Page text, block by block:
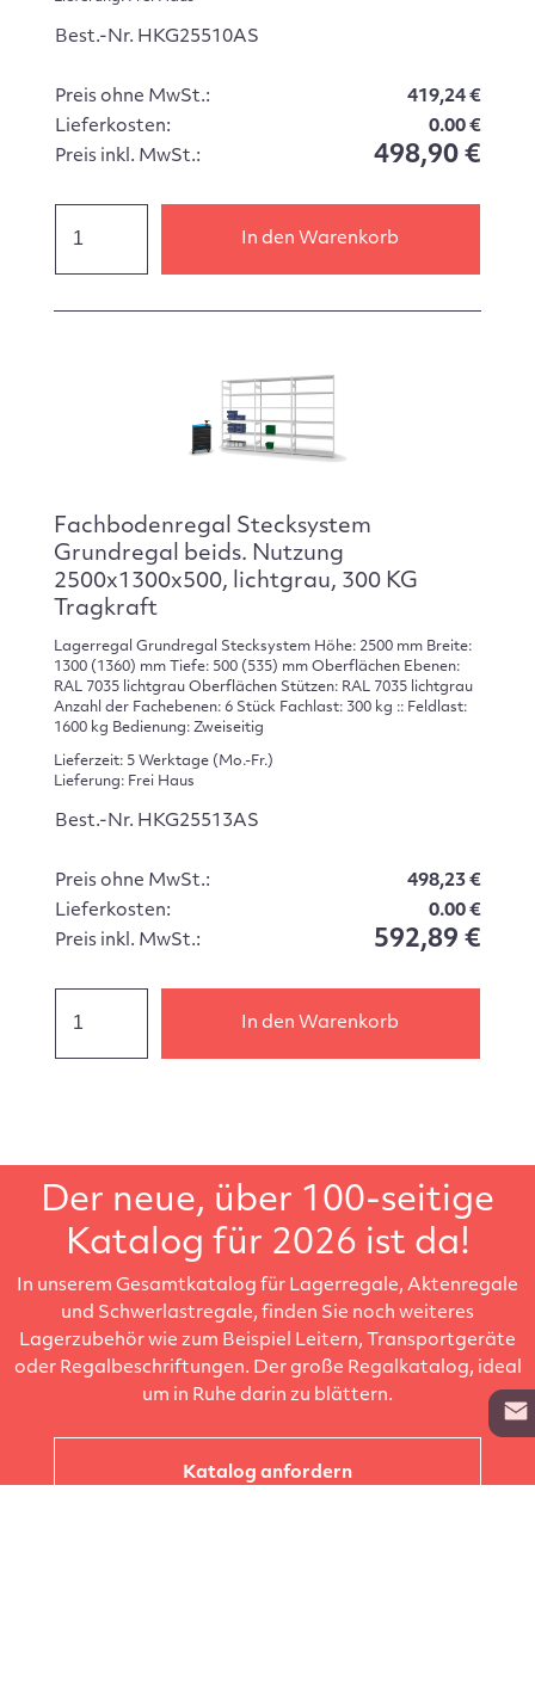
Best.-Nr. HKG25510AS
Preis ohne MwSt.:
419,24 €
Lieferkosten:
0.00 €
Preis inkl. MwSt.:
498,90 €
In den Warenkorb
Fachbodenregal Stecksystem
Grundregal beids. Nutzung
2500x1300x500, lichtgrau, 300 KG
Tragkraft
Lagerregal Grundregal Stecksystem Höhe: 2500 mm Breite:
1300 (1360) mm Tiefe: 500 (535) mm Oberflächen Ebenen:
RAL 7035 lichtgrau Oberflächen Stützen: RAL 7035 lichtgrau
Anzahl der Fachebenen: 6 Stück Fachlast: 300 kg :: Feldlast:
1600 kg Bedienung: Zweiseitig
Lieferzeit: 5 Werktage (Mo.-Fr.)
Lieferung: Frei Haus
Best.-Nr. HKG25513AS
Preis ohne MwSt.:
498,23 €
Lieferkosten:
0.00 €
Preis inkl. MwSt.:
592,89 €
In den Warenkorb
Der neue, über 100-seitige
Katalog für 2026 ist da!
In unserem Gesamtkatalog für Lagerregale, Aktenregale
und Schwerlastregale, finden Sie noch weiteres
Lagerzubehör wie zum Beispiel Leitern, Transportgeräte
oder Regalbeschriftungen. Der große Regalkatalog, ideal
um in Ruhe darin zu blättern.
Katalog anfordern